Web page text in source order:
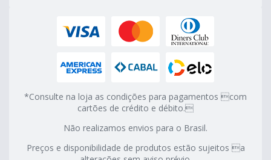
*Consulte na loja as condições para pagamentos com
cartões de crédito e débito.
Não realizamos envios para o Brasil.
Preços e disponibilidade de produtos estão sujeitos a